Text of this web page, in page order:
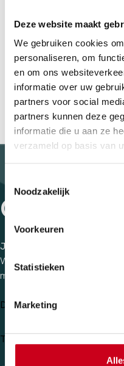
Deze website maakt
We gebruiken cookies
personaliseren, om
en om ons
informatie over uw
partners voor social
partners kunnen deze
informatie die u aan ze
verzameld op basis van
Noodzakelijk
Voorkeuren
Statistieken
Marketing
Hello! Wat een gave
Entertainment Group ons
show van Lionel Richie in
van piepschuim natuurlijk.
CONTACT
Jouw idee, onze creatie.
We luisteren graag naar
met ons, en wij zorgen voor
Design & ArtBuilding &
Technical Shapes & Insulation